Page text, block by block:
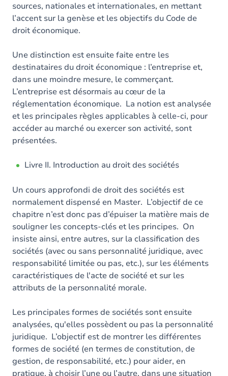
sources, nationales et internationales, en mettant
l’accent sur la genèse et les objectifs du Code de
droit économique.
Une distinction est ensuite faite entre les
destinataires du droit économique : l’entreprise et,
dans une moindre mesure, le commerçant.
L’entreprise est désormais au cœur de la
réglementation économique. La notion est analysée
et les principales règles applicables à celle-ci, pour
accéder au marché ou exercer son activité, sont
présentées.
Livre II. Introduction au droit des sociétés
Un cours approfondi de droit des sociétés est
normalement dispensé en Master. L’objectif de ce
chapitre n’est donc pas d’épuiser la matière mais de
souligner les concepts-clés et les principes. On
insiste ainsi, entre autres, sur la classification des
sociétés (avec ou sans personnalité juridique, avec
responsabilité limitée ou pas, etc.), sur les éléments
caractéristiques de l'acte de société et sur les
attributs de la personnalité morale.
Les principales formes de sociétés sont ensuite
analysées, qu'elles possèdent ou pas la personnalité
juridique. L’objectif est de montrer les différentes
formes de société (en termes de constitution, de
gestion, de responsabilité, etc.) pour aider, en
pratique, à choisir l’une ou l’autre, dans une situation